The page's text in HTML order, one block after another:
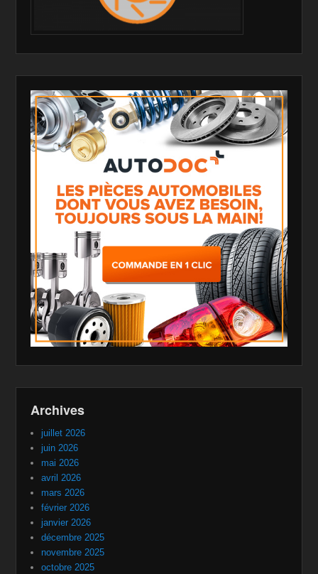
Archives
juillet 2026
juin 2026
mai 2026
avril 2026
mars 2026
février 2026
janvier 2026
décembre 2025
novembre 2025
octobre 2025